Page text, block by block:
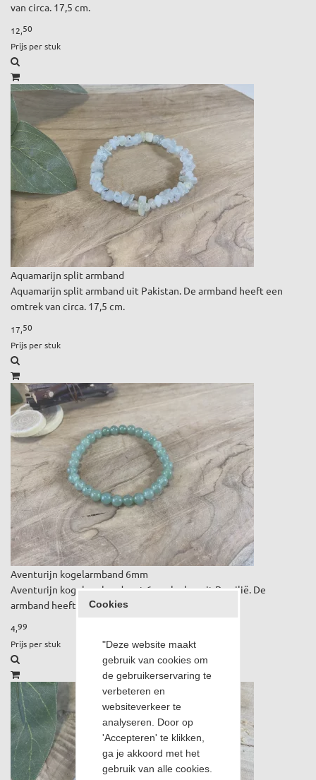
van circa. 17,5 cm.
12,50
Prijs per stuk
Aquamarijn split armband
Aquamarijn split armband uit Pakistan. De armband heeft een
omtrek van circa. 17,5 cm.
17,50
Prijs per stuk
Aventurijn kogelarmband 6mm
Aventurijn kogelarmband met 6mm kralen uit Brazilië. De
armband heeft een omtrek van circa. 18 cm.
4,99
Prijs per stuk
Cookies
"Deze website maakt
gebruik van cookies om
de gebruikerservaring te
verbeteren en
websiteverkeer te
analyseren. Door op
'Accepteren' te klikken,
ga je akkoord met het
gebruik van alle cookies.